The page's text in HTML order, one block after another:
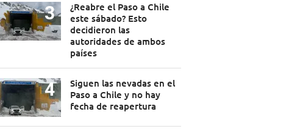
¿Reabre el Paso a Chile
este sábado? Esto
decidieron las
autoridades de ambos
países
Siguen las nevadas en el
Paso a Chile y no hay
fecha de reapertura